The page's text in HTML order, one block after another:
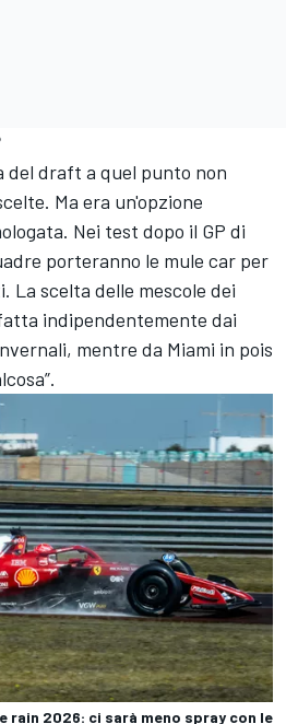
del draft a quel punto non
Ma era un'opzione
Nei test dopo il GP di
porteranno le mule car per
scelta delle mescole dei
indipendentemente dai
mentre da Miami in pois
rain 2026: ci sarà meno spray con le